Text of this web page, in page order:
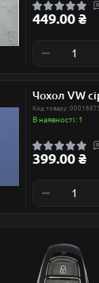
449.00 ₴
Чохол VW
Код товару:
В наявності: 1
399.00 ₴